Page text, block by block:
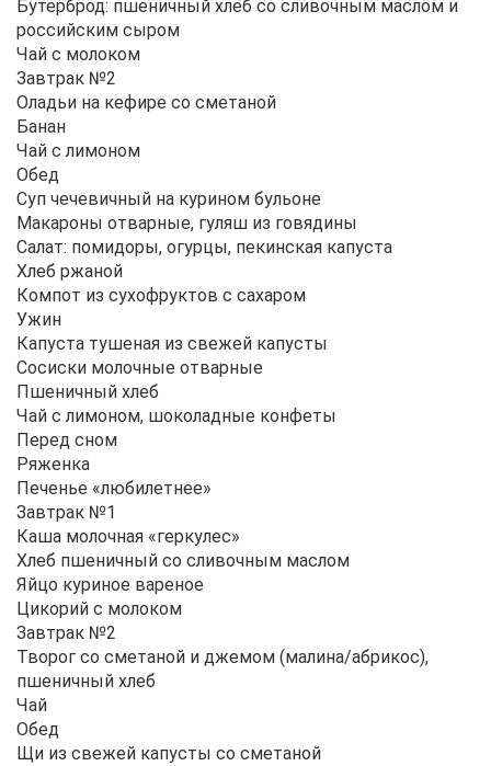
Бутерброд: пшеничный хлеб со сливочным маслом и
российским сыром
Чай с молоком
Завтрак №2
Оладьи на кефире со сметаной
Банан
Чай с лимоном
Обед
Суп чечевичный на курином бульоне
Макароны отварные, гуляш из говядины
Салат: помидоры, огурцы, пекинская капуста
Хлеб ржаной
Компот из сухофруктов с сахаром
Ужин
Капуста тушеная из свежей капусты
Сосиски молочные отварные
Пшеничный хлеб
Чай с лимоном, шоколадные конфеты
Перед сном
Ряженка
Печенье «любилетнее»
Завтрак №1
Каша молочная «геркулес»
Хлеб пшеничный со сливочным маслом
Яйцо куриное вареное
Цикорий с молоком
Завтрак №2
Творог со сметаной и джемом (малина/абрикос),
пшеничный хлеб
Чай
Обед
Щи из свежей капусты со сметаной